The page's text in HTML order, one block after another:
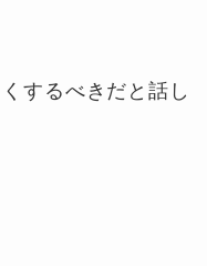
するべきだと話し